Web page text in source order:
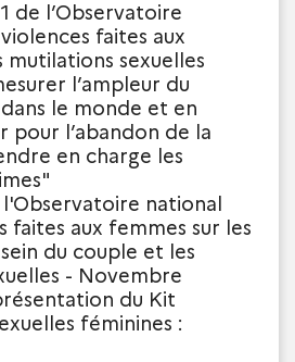
de l’Observatoire
faites aux
mutilations sexuelles
l’ampleur du
le monde et en
pour l’abandon de la
en charge les
national
faites aux femmes sur les
du couple et les
- Novembre
du Kit
féminines :